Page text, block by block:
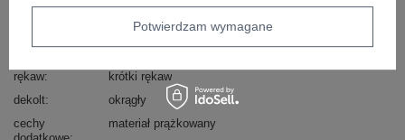
rękaw
krótki rękaw
dekolt
okrągły
cechy
materiał prążkowany
Potwierdzam wymagane